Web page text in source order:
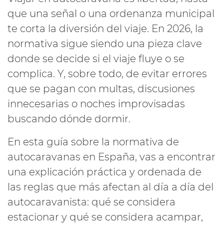
que una señal o una ordenanza municipal
te corta la diversión del viaje. En 2026, la
normativa sigue siendo una pieza clave
donde se decide si el viaje fluye o se
complica. Y, sobre todo, de evitar errores
que se pagan con multas, discusiones
innecesarias o noches improvisadas
buscando dónde dormir.
En esta guía sobre la normativa de
autocaravanas en España, vas a encontrar
una explicación práctica y ordenada de
las reglas que más afectan al día a día del
autocaravanista: qué se considera
estacionar y qué se considera acampar,